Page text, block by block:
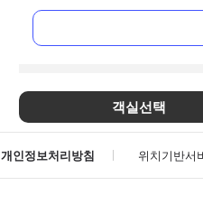
객실선택
개인정보처리방침 위치기반서